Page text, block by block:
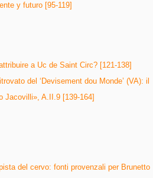
y futuro [95-119]
a Uc de Saint Circ? [121-138]
del ‘Devisement dou Monde’ (VA): il
Jacovilli», A.II.9 [139-164]
del cervo: fonti provenzali per Brunetto